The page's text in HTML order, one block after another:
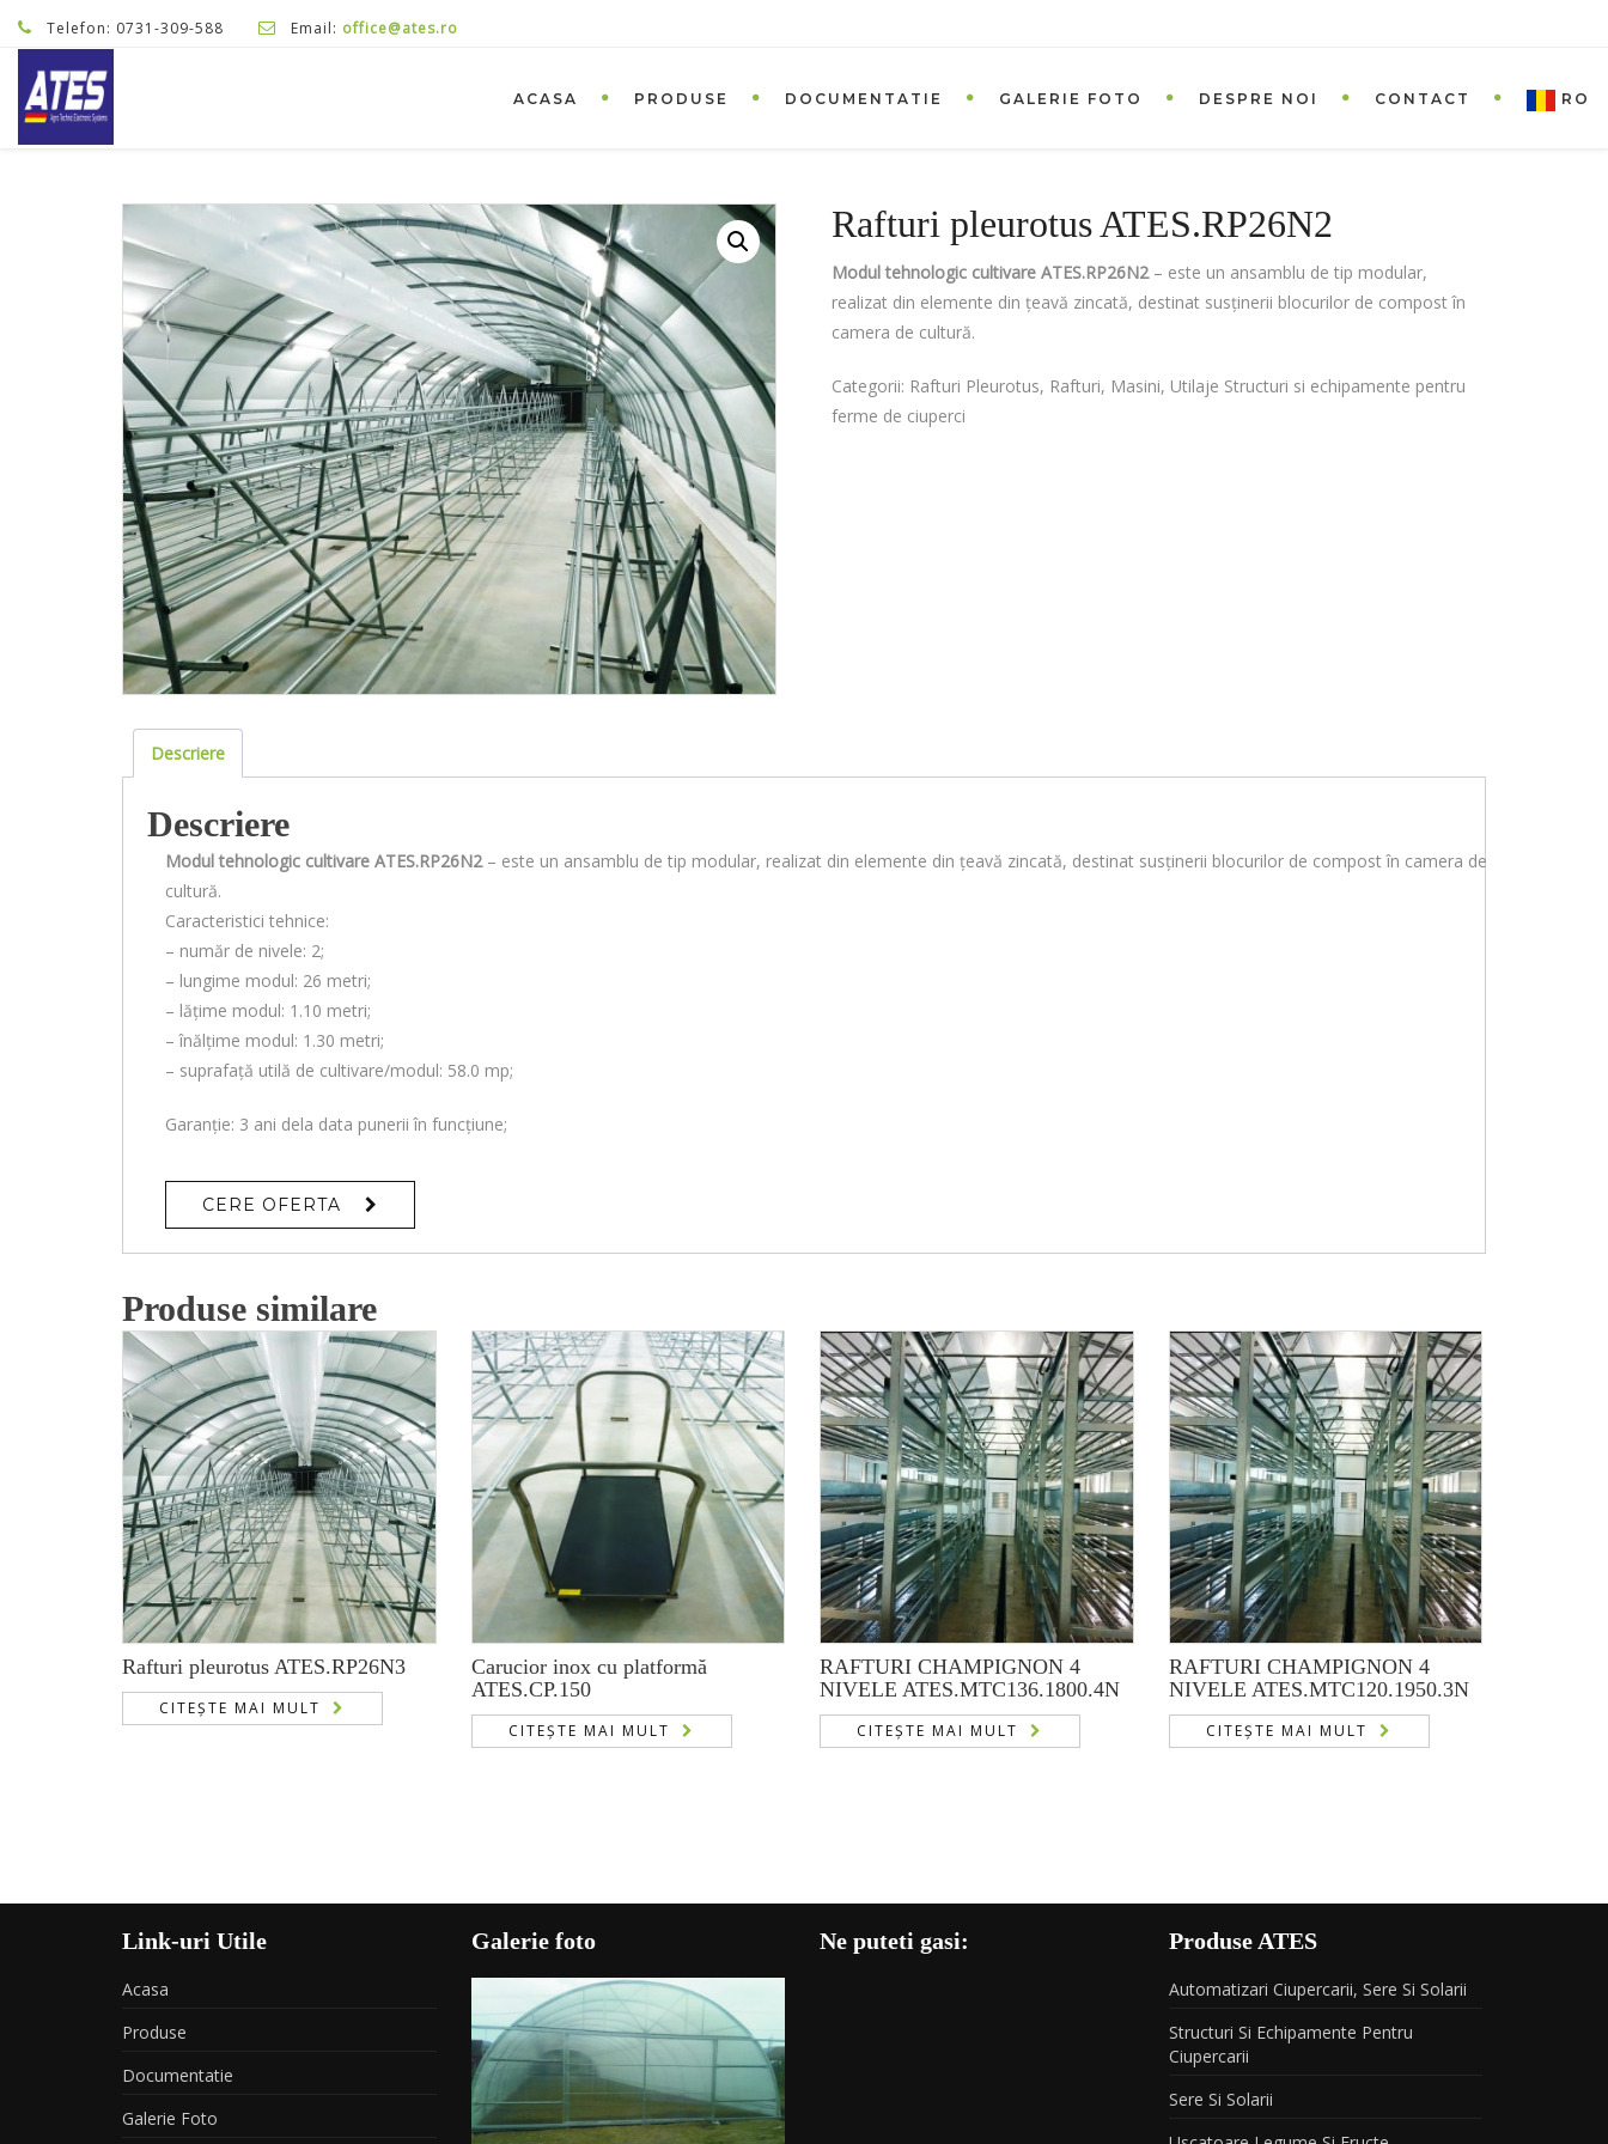
Telefon: 0731-309-588 Email: office@ates.ro
ACASA PRODUSE DOCUMENTATIE GALERIE FOTO DESPRE NOI CONTACT RO
Rafturi pleurotus ATES.RP26N2
Modul tehnologic cultivare ATES.RP26N2– este un ansamblu de tip modular,
realizat din elemente din țeavă zincată, destinat susținerii blocurilor de compost în
camera de cultură.
Categorii: Rafturi Pleurotus, Rafturi, Masini, Utilaje Structuri si echipamente pentru
ferme de ciuperci
Descriere
Descriere
Modul tehnologic cultivare ATES.RP26N2– este un ansamblu de tip modular, realizat din elemente din țeavă zincată, destinat susținerii blocurilor de compost în camera de
cultură.
Caracteristici tehnice:
– număr de nivele: 2;
– lungime modul: 26 metri;
– lățime modul: 1.10 metri;
– înălțime modul: 1.30 metri;
– suprafață utilă de cultivare/modul: 58.0 mp;
Garanție: 3 ani dela data punerii în funcțiune;
CERE OFERTA
Produse similare
Rafturi pleurotus ATES.RP26N3
CITEȘTE MAI MULT
Carucior inox cu platformă
ATES.CP.150
CITEȘTE MAI MULT
RAFTURI CHAMPIGNON 4
NIVELE ATES.MTC136.1800.4N
CITEȘTE MAI MULT
RAFTURI CHAMPIGNON 4
NIVELE ATES.MTC120.1950.3N
CITEȘTE MAI MULT
Link-uri Utile
Acasa
Produse
Documentatie
Galerie Foto
Galerie foto Ne puteti gasi: Produse ATES
Automatizari Ciupercarii, Sere Si Solarii
Structuri Si Echipamente Pentru
Ciupercarii
Sere Si Solarii